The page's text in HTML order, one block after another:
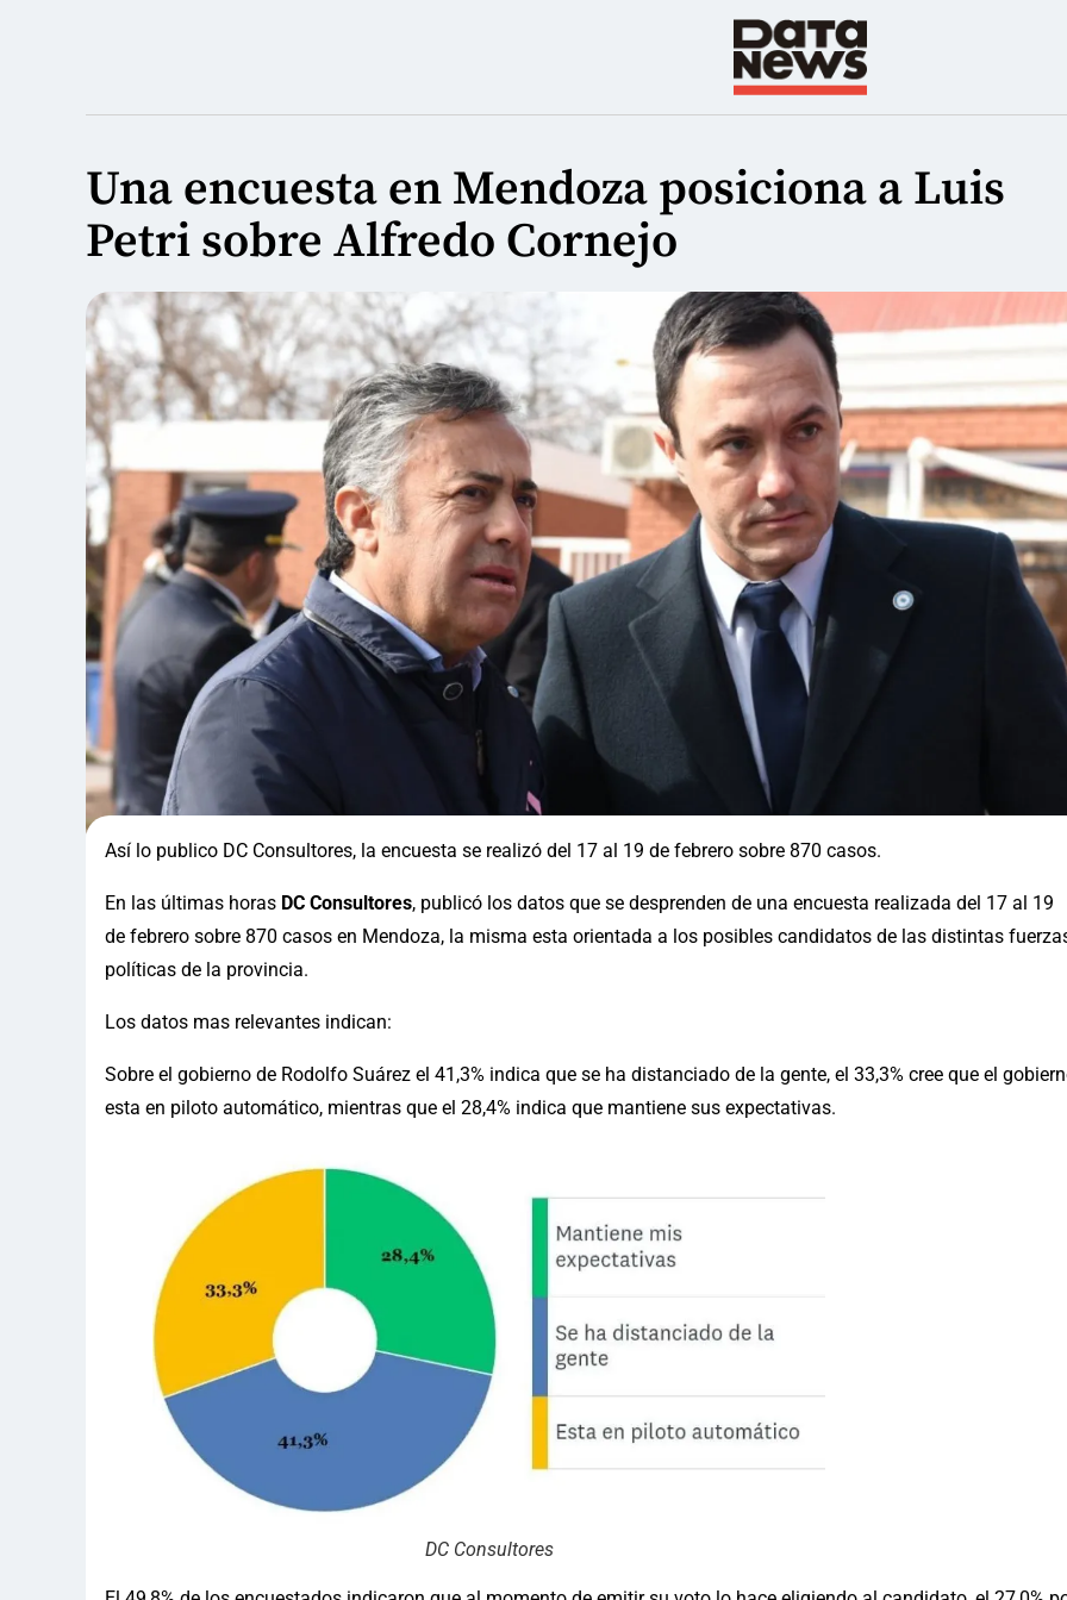
Una encuesta en Mendoza posiciona a Luis
Petri sobre Alfredo Cornejo
Así lo publico DC Consultores, la encuesta se realizó del 17 al 19 de febrero sobre 870 casos.
En las últimas horas DC Consultores, publicó los datos que se desprenden de una encuesta realizada del 17 al 19
de febrero sobre 870 casos en Mendoza, la misma esta orientada a los posibles candidatos de las distintas
políticas de la provincia.
Los datos mas relevantes indican:
Sobre el gobierno de Rodolfo Suárez el 41,3% indica que se ha distanciado de la gente, el 33,3% cree que el
esta en piloto automático, mientras que el 28,4% indica que mantiene sus expectativas.
DC Consultores